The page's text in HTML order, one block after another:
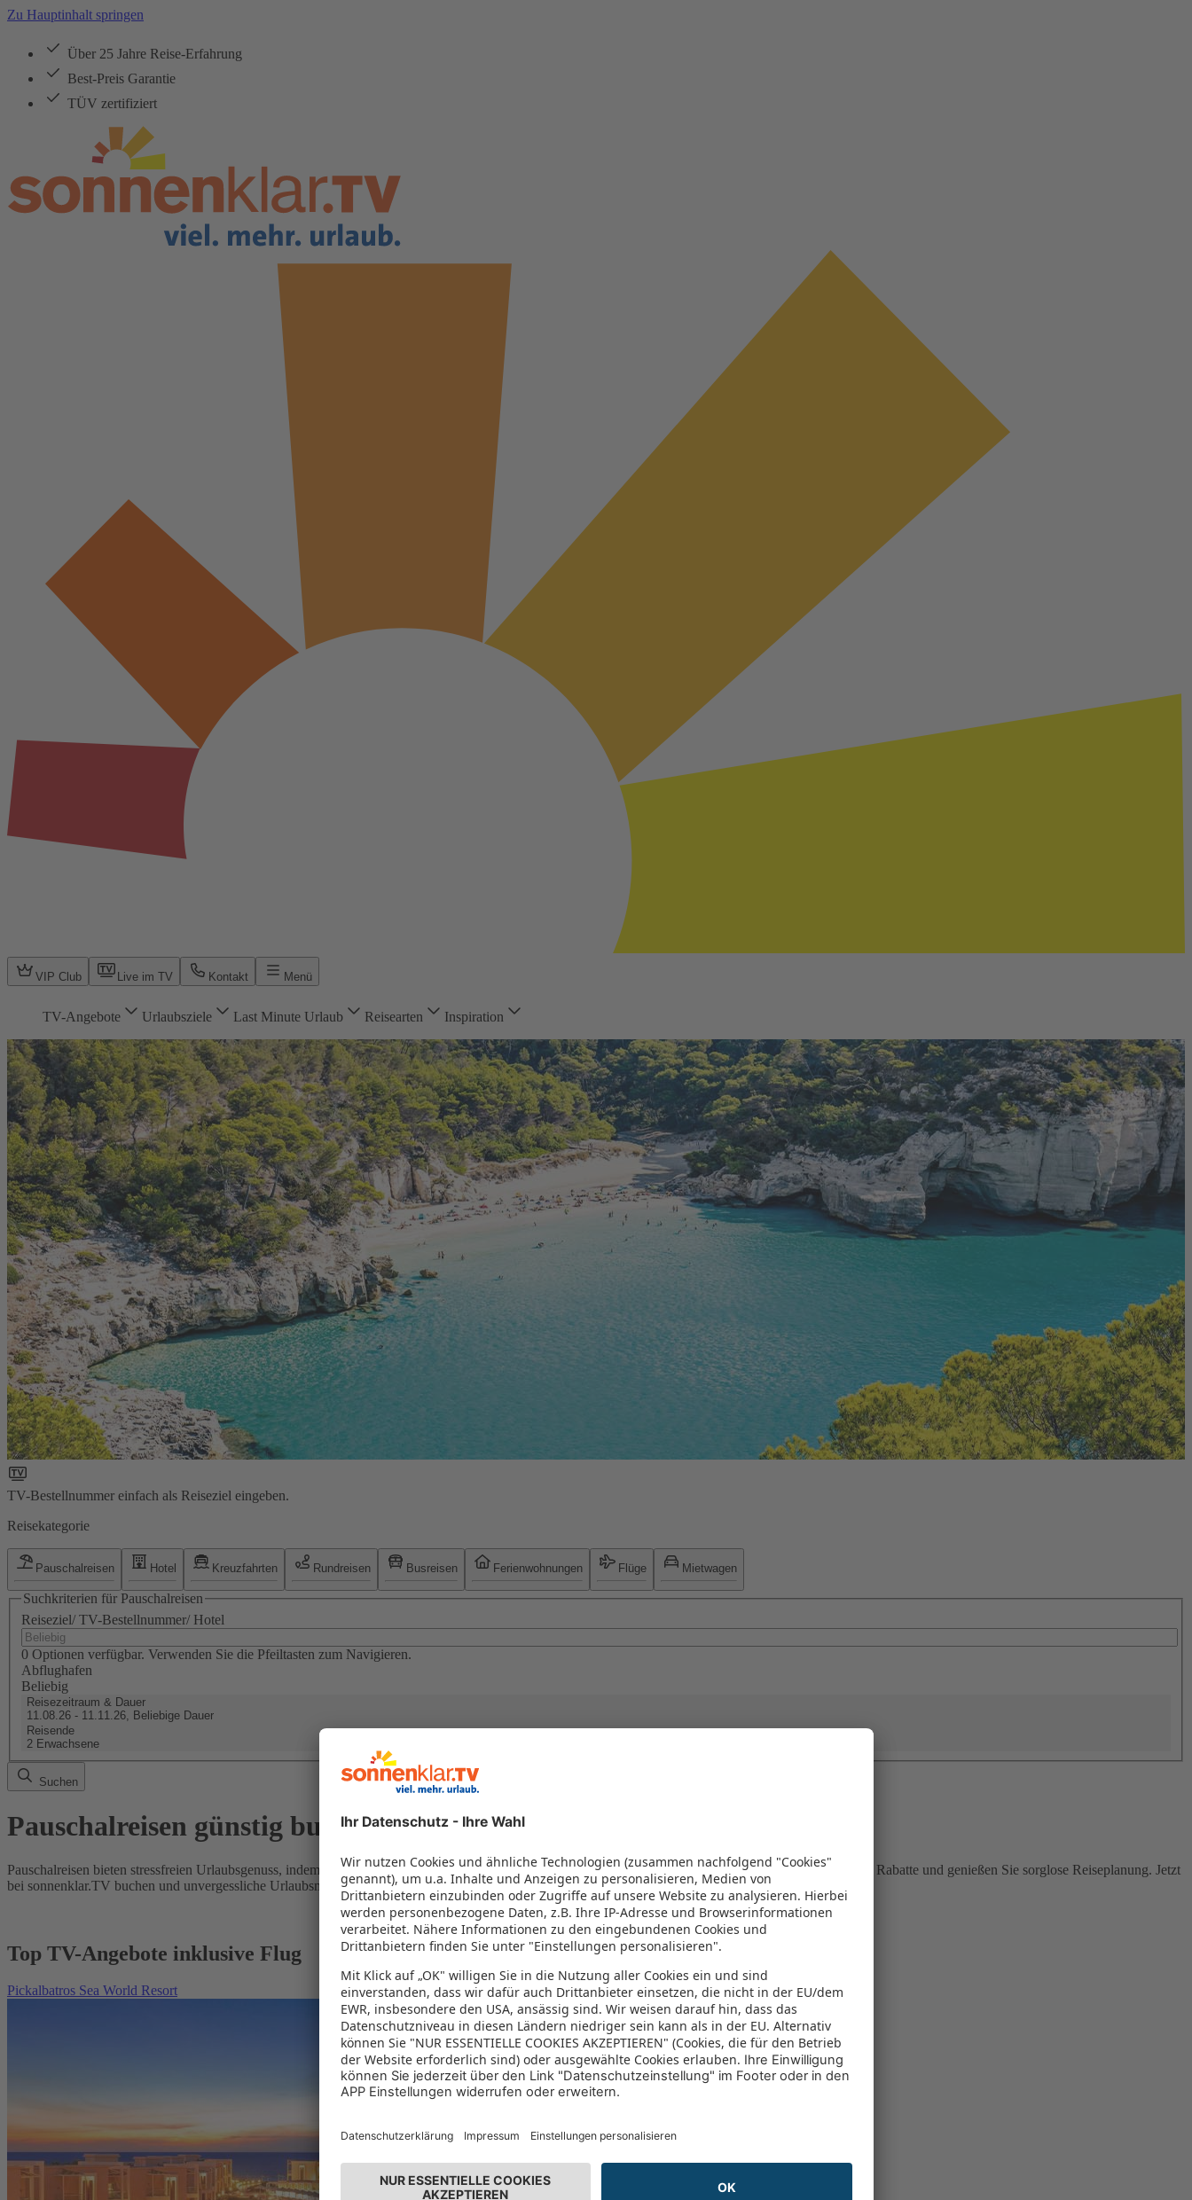
Zu Hauptinhalt springen
Über 25 Jahre Reise-Erfahrung
Best-Preis Garantie
TÜV zertifiziert
VIP Club Live im TV Kontakt Menü
TV-Angebote Urlaubsziele Last Minute Urlaub Reisearten Inspiration
TV-Bestellnummer einfach als Reiseziel eingeben.
Reisekategorie
Pauschalreisen Hotel Kreuzfahrten Rundreisen Busreisen Ferienwohnungen Flüge Mietwagen
Suchkriterien für Pauschalreisen
Reiseziel/ TV-Bestellnummer/ Hotel
0 Optionen verfügbar. Verwenden Sie die Pfeiltasten zum Navigieren.
Abflughafen
Beliebig
Reisezeitraum & Dauer
11.08.26 - 11.11.26, Beliebige Dauer
Reisende
2 Erwachsene
Suchen
Pauschalreisen günstig buchen
Pauschalreisen bieten stressfreien Urlaubsgenuss, indem Flug und Hotel in einem Paket kombiniert werden – das spart Zeit und Geld. Nutzen Sie attraktive Rabatte und genießen Sie sorglose Reiseplanung. Jetzt
bei sonnenklar.TV buchen und unvergessliche Urlaubsmomente erleben!
Top TV-Angebote inklusive Flug
Pickalbatros Sea World Resort